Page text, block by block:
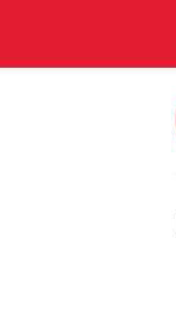
contenu